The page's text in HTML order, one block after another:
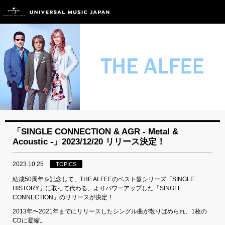
「SINGLE CONNECTION & AGR - Metal &
Acoustic -」2023/12/20 リリース決定！
2023.10.25 TOPICS
結成50周年を記念して、THE ALFEEのベスト盤シリーズ「SINGLE
HISTORY」に取って代わる、よりパワーアップした「SINGLE
CONNECTION」のリリースが決定！
2013年〜2021年までにリリースしたシングル曲が散りばめられ、1枚の
CDに凝縮。